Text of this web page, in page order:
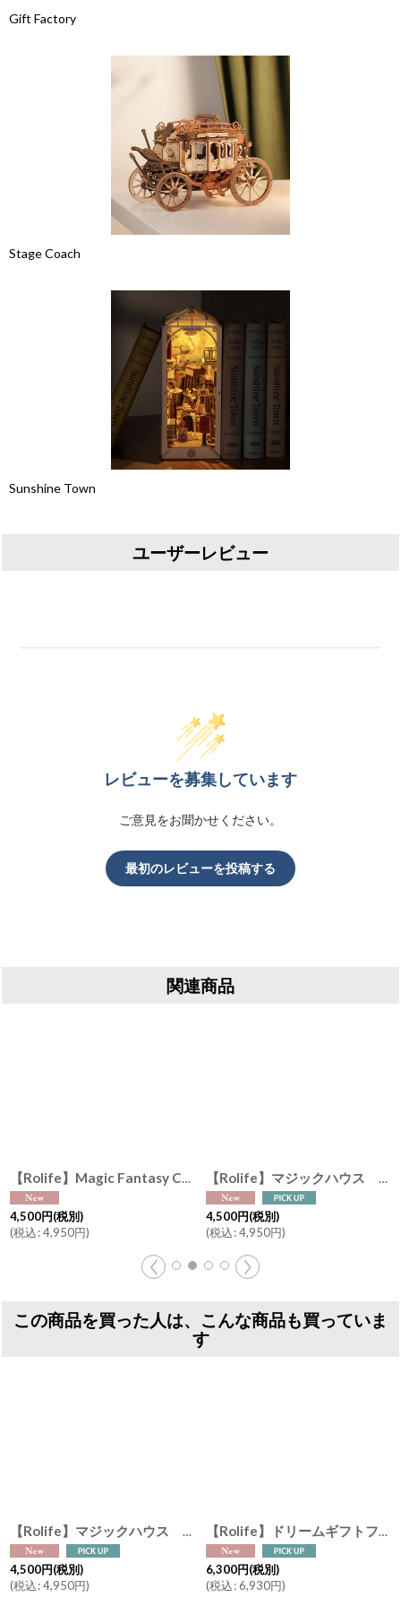
Gift Factory
Stage Coach
Sunshine Town
ユーザーレビュー
レビューを募集しています
ご意見をお聞かせください。
最初のレビューを投稿する
関連商品
[DS037] [DG162]
【Rolife】Magic Fantasy Corner マジックファンタジーコーナー Book Nook ブックヌーク 英語版説明書 ウッドパズル ミニチュア ブックエンド DIY
4,500円(税別)
(税込:4,950円)
【Rolife】マジックハウス Book Nook ブックヌーク ウッドパズル ミニチュア ブックエンド DIY
4,500円(税別)
(税込:4,950円)
この商品を買った人は、こんな商品も買っていま
す
【Rolife】マジックハウス Book Nook ブックヌーク ウッドパズル ミニチュア ブックエンド DIY
4,500円(税別)
(税込:4,950円)
【Rolife】ドリームギフトファクトリー Christmas Dream Gift Factory ギフト工場 ミュージックドリーマー ウッドパズル ミニチュア EAB01
6,300円(税別)
(税込:6,930円)